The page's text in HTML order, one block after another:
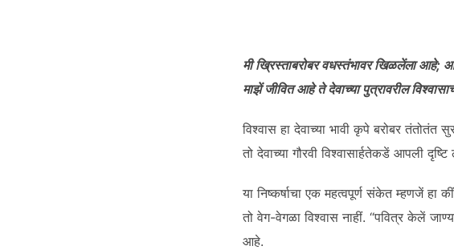
LINK
EMBED
मी ख्रिस्ताबरोबर वधस्तंभावर खिळलेंला आहे;
माझें जीवित आहे ते देवाच्या पुत्रावरील
विश्वास हा देवाच्या भावी कृपे बरोबर
तो देवाच्या गौरवी विश्वासार्हतेकडें आपली
या निष्कर्षाचा एक महत्वपूर्ण संकेत म्हणजें हा
तो वेग-वेगळा विश्वास नाहीं. “पवित्र केलें
आहे.